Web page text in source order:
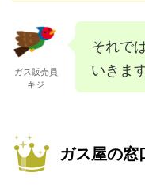
ガス販売員
キジ
それで
いきま
ガス屋の窓